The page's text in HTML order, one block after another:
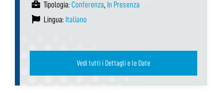
Tipologia: Conferenza, In Presenza
Lingua: Italiano
Vedi tutti i Dettagli e le Date